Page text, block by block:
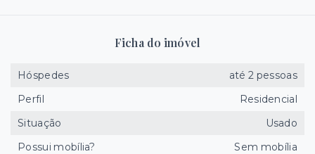
Ficha do imóvel
Hóspedes
até 2 pessoas
Perfil
Residencial
Situação
Usado
Possui mobília?
Sem mobília